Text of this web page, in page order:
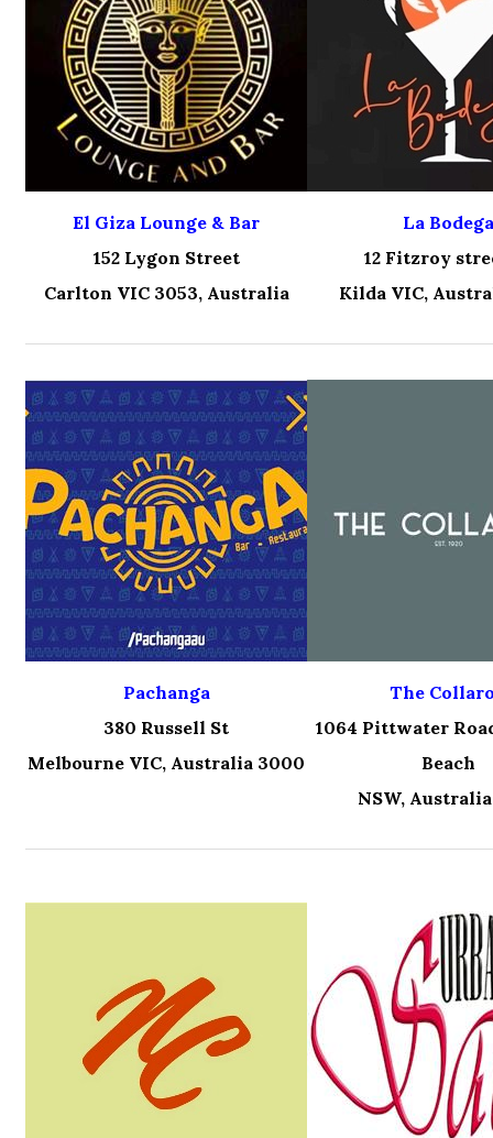
El Giza Lounge & Bar
152 Lygon Street
Carlton VIC 3053, Australia
La Bodega
12 Fitzroy
Kilda VIC,
Pachanga
380 Russell St
Melbourne VIC, Australia 3000
The
1064 Pittwater
Beach
NSW,